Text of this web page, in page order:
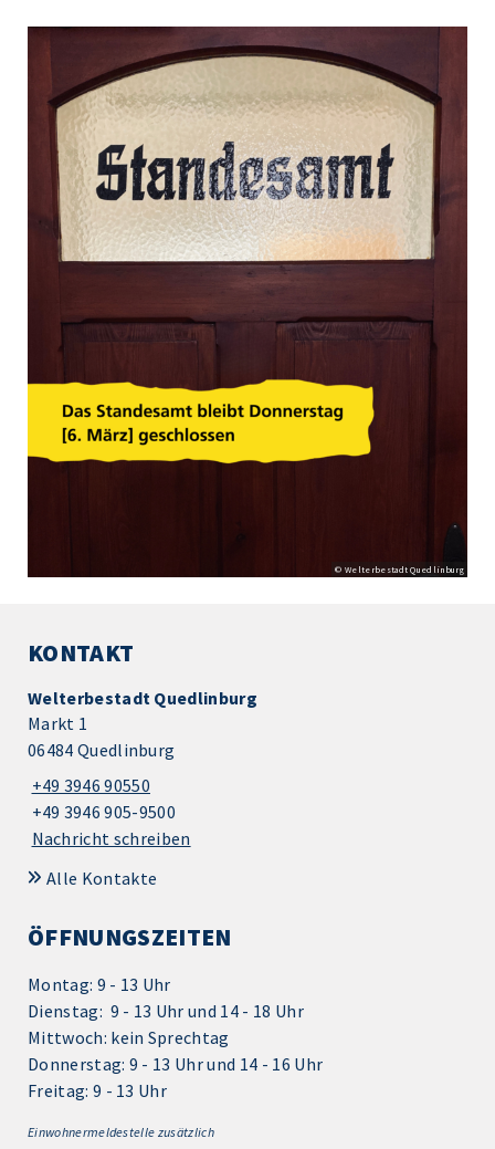
© Welterbestadt Quedlinburg
KONTAKT
Welterbestadt Quedlinburg
Markt 1
06484 Quedlinburg
+49 3946 90550
+49 3946 905-9500
Nachricht schreiben
Alle Kontakte
ÖFFNUNGSZEITEN
Montag: 9 - 13 Uhr
Dienstag: 9 - 13 Uhr und 14 - 18 Uhr
Mittwoch: kein Sprechtag
Donnerstag: 9 - 13 Uhr und 14 - 16 Uhr
Freitag: 9 - 13 Uhr
Einwohnermeldestelle zusätzlich